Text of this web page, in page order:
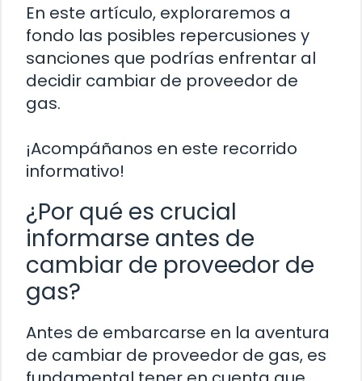
En este artículo, exploraremos a
fondo las posibles repercusiones y
sanciones que podrías enfrentar al
decidir cambiar de proveedor de
gas.
¡Acompáñanos en este recorrido
informativo!
¿Por qué es crucial
informarse antes de
cambiar de proveedor de
gas?
Antes de embarcarse en la aventura
de cambiar de proveedor de gas, es